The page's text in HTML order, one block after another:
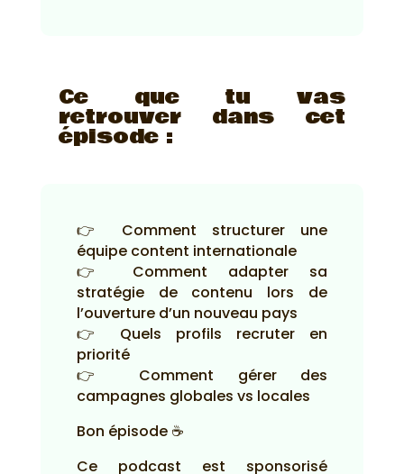
Ce que tu vas
retrouver dans cet
épisode :
👉 Comment structurer une
équipe content internationale
👉 Comment adapter sa
stratégie de contenu lors de
l’ouverture d’un nouveau pays
👉 Quels profils recruter en
priorité
👉 Comment gérer des
campagnes globales vs locales
Bon épisode ☕
Ce podcast est sponsorisé